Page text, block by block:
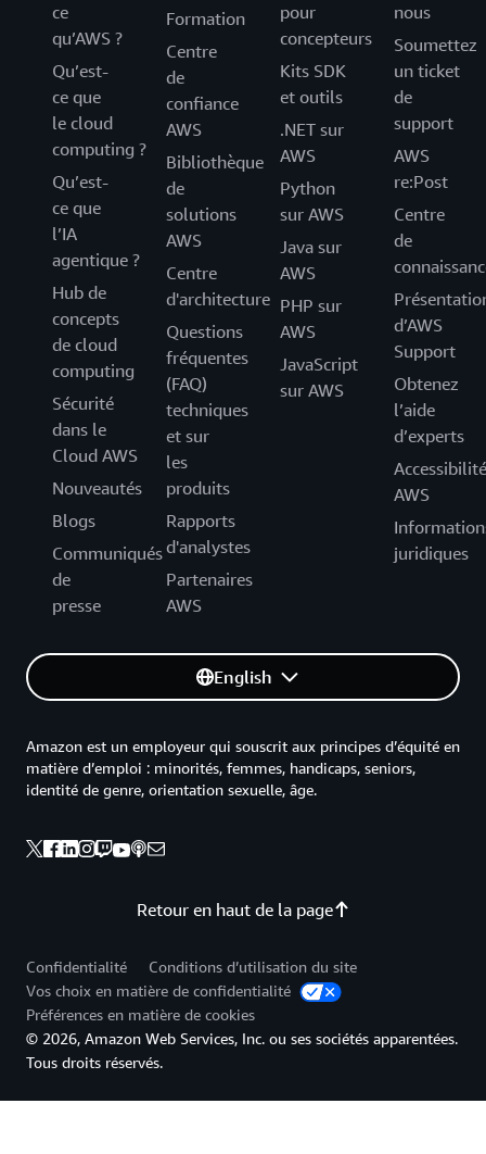
ce
qu’AWS ?
Qu’est-
ce que
le cloud
computing ?
Qu’est-
ce que
l’IA
agentique ?
Hub de
concepts
de cloud
computing
Sécurité
dans le
Cloud AWS
Nouveautés
Blogs
Communiqués
de
presse
Formation
Centre
de
confiance
AWS
Bibliothèque
de
solutions
AWS
Centre
d'architecture
Questions
fréquentes
(FAQ)
techniques
et sur
les
produits
Rapports
d'analystes
Partenaires
AWS
pour
concepteurs
Kits SDK
et outils
.NET sur
AWS
Python
sur AWS
Java sur
AWS
PHP sur
AWS
JavaScript
sur AWS
nous
Soumettez
un ticket
de
support
AWS
re:Post
Centre
de
d’AWS
Support
Obtenez
l’aide
d’experts
Accessibilité
AWS
juridiques
English
Retour en haut de la page
Amazon est un employeur qui souscrit aux principes d’équité en
matière d’emploi : minorités, femmes, handicaps, seniors,
identité de genre, orientation sexuelle, âge.
Confidentialité
Conditions d’utilisation du site
Vos choix en matière de confidentialité
Préférences en matière de cookies
© 2026, Amazon Web Services, Inc. ou ses sociétés apparentées.
Tous droits réservés.